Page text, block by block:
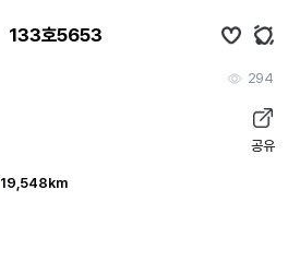
133호5653
294
공유
19,548km